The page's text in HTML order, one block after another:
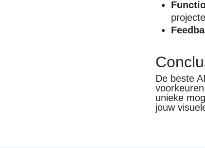
De beste
unieke
jouw